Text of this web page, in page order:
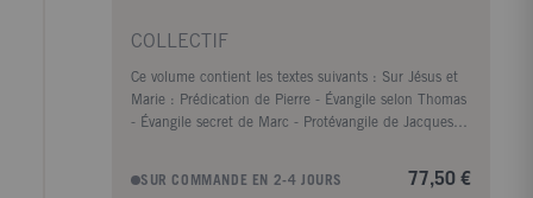
COLLECTIF
Ce volume contient les textes suivants : Sur Jésus et
Marie : Prédication de Pierre - Évangile selon Thomas
- Évangile secret de Marc - Protévangile de Jacques -
Jean - Histoire de l'enfance de Jésus - Vie de Jésus
SUR COMMANDE EN 2-4 JOURS 77,50 €